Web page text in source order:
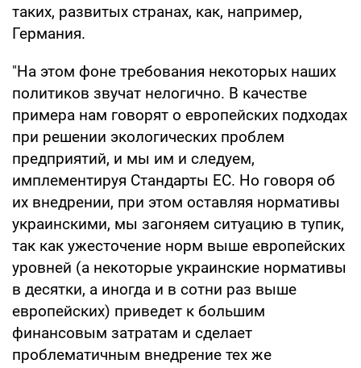
таких, развитых странах, как, например,
Германия.
"На этом фоне требования некоторых наших
политиков звучат нелогично. В качестве
примера нам говорят о европейских подходах
при решении экологических проблем
предприятий, и мы им и следуем,
имплементируя Стандарты ЕС. Но говоря об
их внедрении, при этом оставляя нормативы
украинскими, мы загоняем ситуацию в тупик,
так как ужесточение норм выше европейских
уровней (а некоторые украинские нормативы
в десятки, а иногда и в сотни раз выше
европейских) приведет к большим
финансовым затратам и сделает
проблематичным внедрение тех же